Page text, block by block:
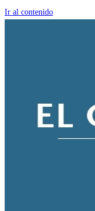
Ir al contenido